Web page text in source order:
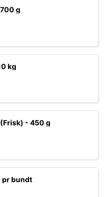
g
kg
- 450 g
pr bundt